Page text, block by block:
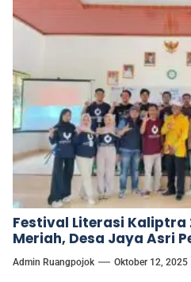
Festival Literasi Kaliptra
Meriah, Desa Jaya Asri
Literasi
Admin Ruangpojok Oktober 12, 2025